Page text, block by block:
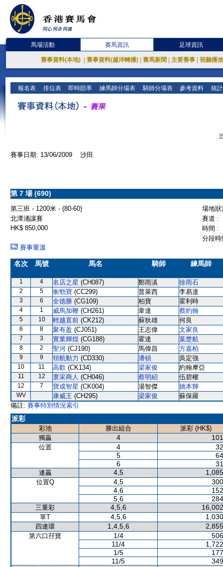
馬場活動 賽馬資訊 足球資訊
賽事資料(本地) 賽事資料(越洋轉播) 賽馬新聞 主要賽事 視聽播
報名表 排位表 即時賠率 練馬師分場表 騎師分場表 參考資料 統
賽事日期: 13/06/2009 沙田
第 7 場 (690)
第三班 - 1200米 - (80-60)
場地
北潭涌讓賽
賽道 :
HK$ 850,000
時間 :
分段
賽事重溫
名次 馬號 馬名 騎師 練馬師
1 4 名店之星 (CH087) 鄭雨滇 徐雨石
2 5 衝勁寶 (CC299) 普萊西 李易達
3 6 全德勝 (CG109) 柏寶 霍利時
4 1 威馬加鞭 (CH261) 韋達 蔡約翰
5 10 輕越直前 (CK212) 蘇狄雄 何良
6 8 聚有盈 (CJ051) 王志偉 文家良
7 3 實業輝煌 (CG188) 霍達 葉楚航
8 2 聖河 (CJ190) 馬偉昌 方嘉柏
9 9 領航動力 (CD330) 潘頓 吳定強
10 11 高歡 (CK134) 梁家俊 約翰摩亞
11 12 寰采商人 (CH046) 蔡明紹 伍碧權
12 7 寶成智星 (CK004) 湯智傑 姚本輝
WV 康威王 (CH295) 梁家俊
蘇保羅
備註: 賽事特別情況索引
派彩
彩池 勝出組合
派彩 (HK$)
獨贏
4
位置 4
5
6
連贏 4,5
位置Q 4,5
4,6
5,6
三重彩 4,5,6
單T 4,5,6
四連環 1,4,5,6
第六口孖寶 1/4
11/4
1/5
11/5